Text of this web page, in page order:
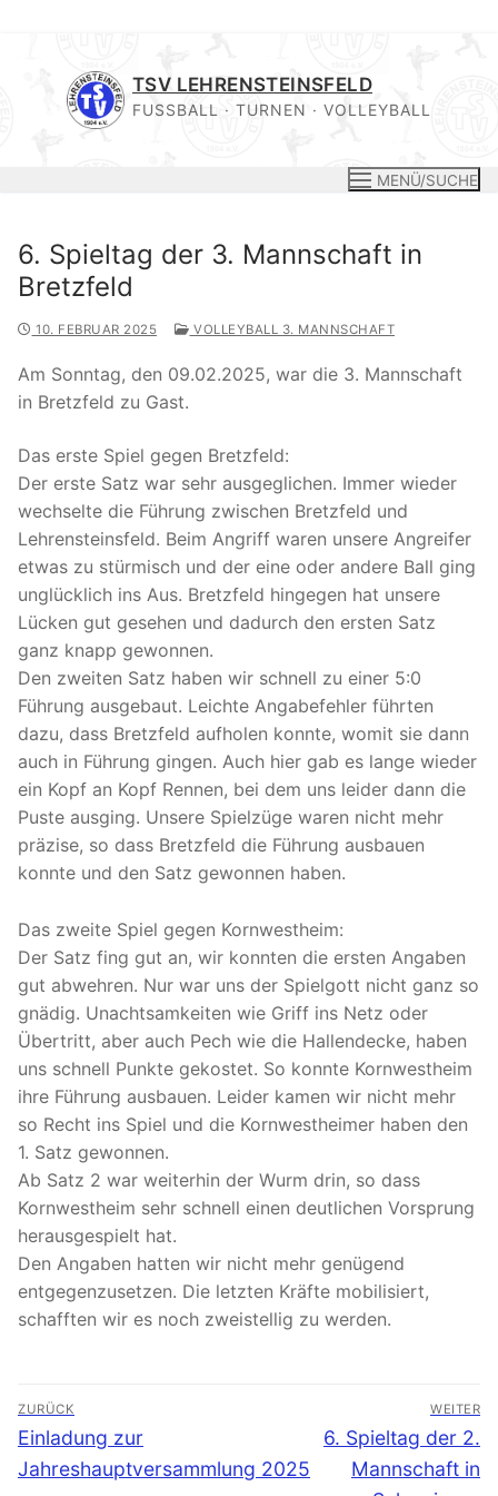
springen
TSV LEHRENSTEINSFELD
FUSSBALL · TURNEN · VOLLEYBALL
MENÜ/SUCHE
6. Spieltag der 3. Mannschaft in
Bretzfeld
10. FEBRUAR 2025 VOLLEYBALL 3. MANNSCHAFT
Am Sonntag, den 09.02.2025, war die 3. Mannschaft
in Bretzfeld zu Gast.
Das erste Spiel gegen Bretzfeld:
Der erste Satz war sehr ausgeglichen. Immer wieder
wechselte die Führung zwischen Bretzfeld und
Lehrensteinsfeld. Beim Angriff waren unsere Angreifer
etwas zu stürmisch und der eine oder andere Ball ging
unglücklich ins Aus. Bretzfeld hingegen hat unsere
Lücken gut gesehen und dadurch den ersten Satz
ganz knapp gewonnen.
Den zweiten ⁠Satz haben wir schnell zu einer 5:0
Führung ausgebaut. Leichte Angabefehler führten
dazu, dass Bretzfeld aufholen konnte, womit sie dann
auch in Führung gingen. Auch hier gab es lange wieder
ein Kopf an Kopf Rennen, bei dem uns leider dann die
Puste ausging. Unsere Spielzüge waren nicht mehr
präzise, so dass Bretzfeld die Führung ausbauen
konnte und den Satz gewonnen haben.
Das zweite Spiel gegen Kornwestheim:
Der Satz fing gut an, wir konnten die ersten Angaben
gut abwehren. Nur war uns der Spielgott nicht ganz so
gnädig. Unachtsamkeiten wie Griff ins Netz oder
Übertritt, aber auch Pech wie die Hallendecke, haben
uns schnell Punkte gekostet. So konnte Kornwestheim
ihre Führung ausbauen. Leider kamen wir nicht mehr
so Recht ins Spiel und die Kornwestheimer haben den
1. Satz gewonnen.
Ab Satz 2 war weiterhin der Wurm drin, so dass
Kornwestheim sehr schnell einen deutlichen Vorsprung
herausgespielt hat.
Den Angaben hatten wir nicht mehr genügend
entgegenzusetzen. Die letzten Kräfte mobilisiert,
schafften wir es noch zweistellig zu werden.
Beitragsnavigation
ZURÜCK
Vorheriger
Beitrag:
Einladung zur
Jahreshauptversammlung 2025
WEITER
Nächster
Beitrag:
6. Spieltag der 2.
Mannschaft in